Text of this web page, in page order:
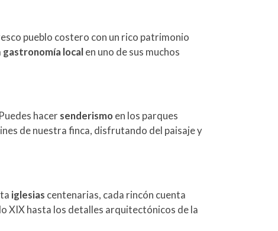
pueblo costero con un rico patrimonio
gastronomía localen uno de sus muchos
hacer senderismo en los parques
de nuestra finca, disfrutando del paisaje y
iglesias centenarias, cada rincón cuenta
XIX hasta los detalles arquitectónicos de la